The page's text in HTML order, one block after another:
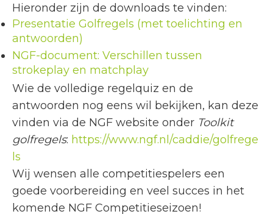
Hieronder zijn de downloads te vinden:
Presentatie Golfregels (met toelichting en
antwoorden)
NGF-document: Verschillen tussen
strokeplay en matchplay
Wie de volledige regelquiz en de
antwoorden nog eens wil bekijken, kan deze
vinden via de NGF website onder Toolkit
golfregels: https://www.ngf.nl/caddie/golfrege
ls
Wij wensen alle competitiespelers een
goede voorbereiding en veel succes in het
komende NGF Competitieseizoen!